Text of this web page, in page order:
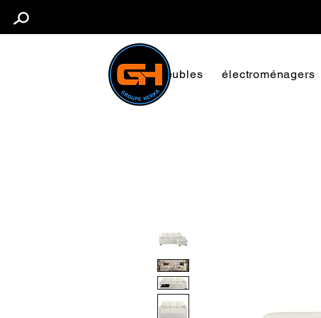
Meubles électroménagers